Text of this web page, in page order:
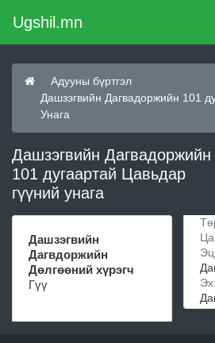
Ugshil.mn
Адууны бүртгэл
Дашзэгвийн Дагвадоржийн 101
Унага
Дашзэгвийн Дагвадоржийн
101 дугаартай Цавьдар
гүүний унага
Дашзэгвийн
Дагвдоржийн
Дөлгөөний хүрэгч
Гүү
Эх: